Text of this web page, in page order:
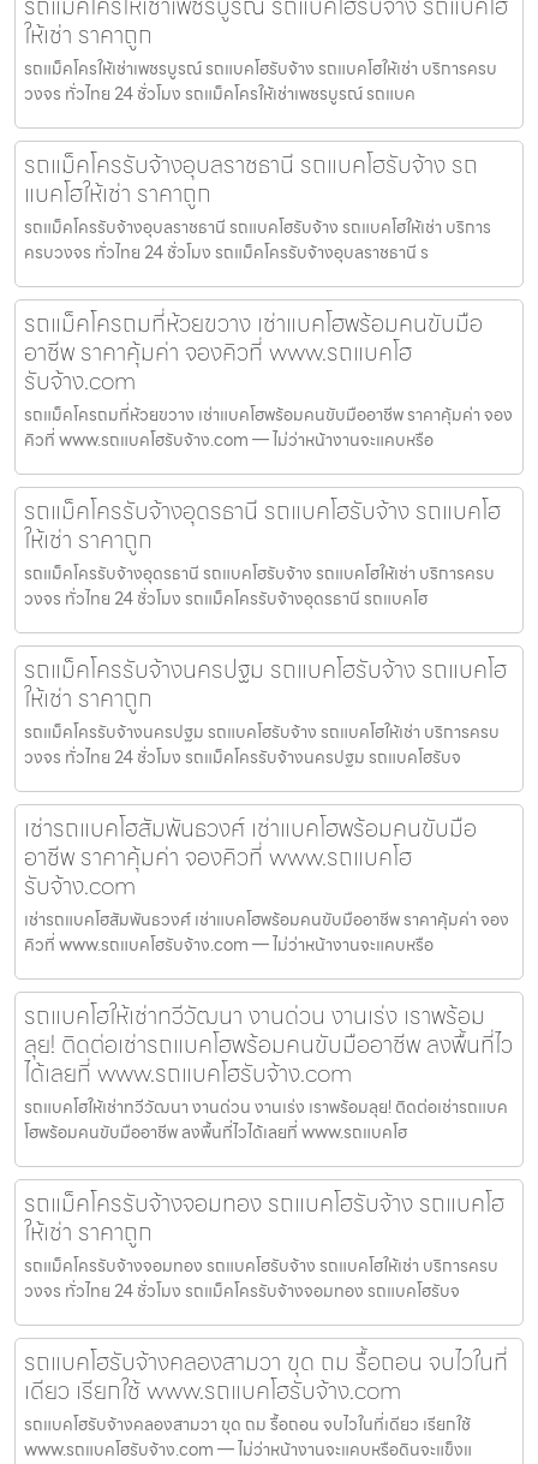
ให้เช่า ราคาถูก
รถแม็คโครให้เช่าเพชรบูรณ์ รถแบคโฮรับจ้าง รถแบคโฮให้เช่า บริการครบ
วงจร ทั่วไทย 24 ชั่วโมง รถแม็คโครให้เช่าเพชรบูรณ์ รถแบค
รถแม็คโครรับจ้างอุบลราชธานี รถแบคโฮรับจ้าง รถ
แบคโฮให้เช่า ราคาถูก
รถแม็คโครรับจ้างอุบลราชธานี รถแบคโฮรับจ้าง รถแบคโฮให้เช่า บริการ
ครบวงจร ทั่วไทย 24 ชั่วโมง รถแม็คโครรับจ้างอุบลราชธานี ร
รถแม็คโครถมที่ห้วยขวาง เช่าแบคโฮพร้อมคนขับมือ
อาชีพ ราคาคุ้มค่า จองคิวที่ www.รถแบคโฮ
รับจ้าง.com
รถแม็คโครถมที่ห้วยขวาง เช่าแบคโฮพร้อมคนขับมืออาชีพ ราคาคุ้มค่า จอง
คิวที่ www.รถแบคโฮรับจ้าง.com — ไม่ว่าหน้างานจะแคบหรือ
รถแม็คโครรับจ้างอุดรธานี รถแบคโฮรับจ้าง รถแบคโฮ
ให้เช่า ราคาถูก
รถแม็คโครรับจ้างอุดรธานี รถแบคโฮรับจ้าง รถแบคโฮให้เช่า บริการครบ
วงจร ทั่วไทย 24 ชั่วโมง รถแม็คโครรับจ้างอุดรธานี รถแบคโฮ
รถแม็คโครรับจ้างนครปฐม รถแบคโฮรับจ้าง รถแบคโฮ
ให้เช่า ราคาถูก
รถแม็คโครรับจ้างนครปฐม รถแบคโฮรับจ้าง รถแบคโฮให้เช่า บริการครบ
วงจร ทั่วไทย 24 ชั่วโมง รถแม็คโครรับจ้างนครปฐม รถแบคโฮรับจ
เช่ารถแบคโฮสัมพันธวงศ์ เช่าแบคโฮพร้อมคนขับมือ
อาชีพ ราคาคุ้มค่า จองคิวที่ www.รถแบคโฮ
รับจ้าง.com
เช่ารถแบคโฮสัมพันธวงศ์ เช่าแบคโฮพร้อมคนขับมืออาชีพ ราคาคุ้มค่า จอง
คิวที่ www.รถแบคโฮรับจ้าง.com — ไม่ว่าหน้างานจะแคบหรือ
รถแบคโฮให้เช่าทวีวัฒนา งานด่วน งานเร่ง เราพร้อม
ลุย! ติดต่อเช่ารถแบคโฮพร้อมคนขับมืออาชีพ ลงพื้นที่ไว
ได้เลยที่ www.รถแบคโฮรับจ้าง.com
รถแบคโฮให้เช่าทวีวัฒนา งานด่วน งานเร่ง เราพร้อมลุย! ติดต่อเช่ารถแบค
โฮพร้อมคนขับมืออาชีพ ลงพื้นที่ไวได้เลยที่ www.รถแบคโฮ
รถแม็คโครรับจ้างจอมทอง รถแบคโฮรับจ้าง รถแบคโฮ
ให้เช่า ราคาถูก
รถแม็คโครรับจ้างจอมทอง รถแบคโฮรับจ้าง รถแบคโฮให้เช่า บริการครบ
วงจร ทั่วไทย 24 ชั่วโมง รถแม็คโครรับจ้างจอมทอง รถแบคโฮรับจ
รถแบคโฮรับจ้างคลองสามวา ขุด ถม รื้อถอน จบไวในที่
เดียว เรียกใช้ www.รถแบคโฮรับจ้าง.com
รถแบคโฮรับจ้างคลองสามวา ขุด ถม รื้อถอน จบไวในที่เดียว เรียกใช้
www.รถแบคโฮรับจ้าง.com — ไม่ว่าหน้างานจะแคบหรือดินจะแข็งแ